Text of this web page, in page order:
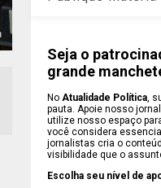
Seja o
grande
NoAtualidade Política,
pauta. Apoie nosso
utilize nosso espaço
você considera
jornalistas cria o
visibilidade que o
Escolha seu nível de